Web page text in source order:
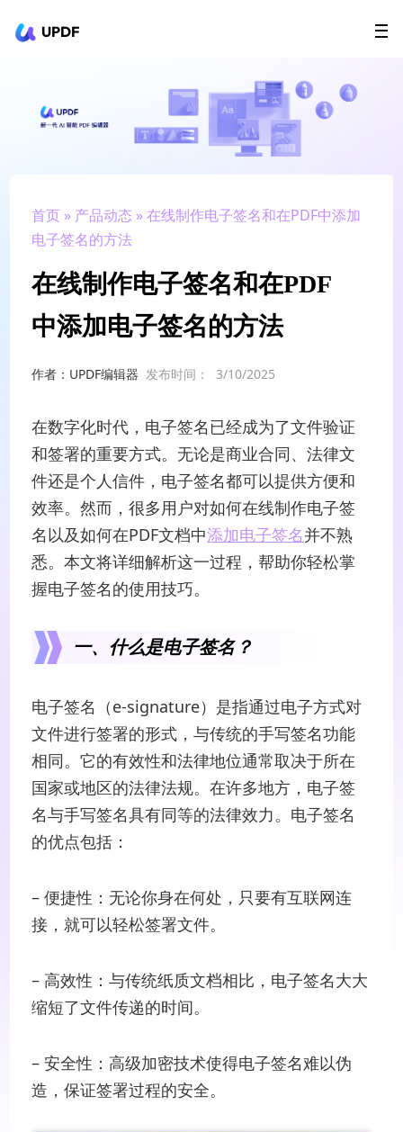
UPDF
AI Agents
政企采购
升级会员
首页 » 产品动态 » 在线制作电子签名和在PDF中添加
电子签名的方法
在线制作电子签名和在PDF
中添加电子签名的方法
作者：UPDF编辑器 发布时间： 3/10/2025
在数字化时代，电子签名已经成为了文件验证
和签署的重要方式。无论是商业合同、法律文
件还是个人信件，电子签名都可以提供方便和
效率。然而，很多用户对如何在线制作电子签
名以及如何在PDF文档中添加电子签名并不熟
悉。本文将详细解析这一过程，帮助你轻松掌
握电子签名的使用技巧。
一、什么是电子签名？
电子签名（e-signature）是指通过电子方式对
文件进行签署的形式，与传统的手写签名功能
相同。它的有效性和法律地位通常取决于所在
国家或地区的法律法规。在许多地方，电子签
名与手写签名具有同等的法律效力。电子签名
的优点包括：
– 便捷性：无论你身在何处，只要有互联网连
接，就可以轻松签署文件。
– 高效性：与传统纸质文档相比，电子签名大大
缩短了文件传递的时间。
– 安全性：高级加密技术使得电子签名难以伪
造，保证签署过程的安全。